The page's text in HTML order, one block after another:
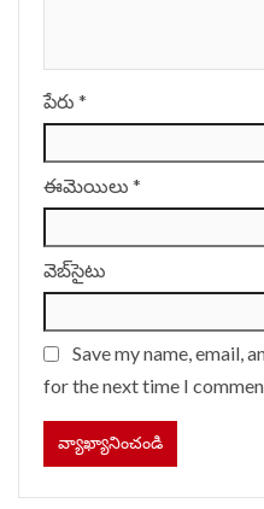
పేరు *
ఈమెయిలు *
వెబ్‌సైటు
Save my name, email,
for the next time I